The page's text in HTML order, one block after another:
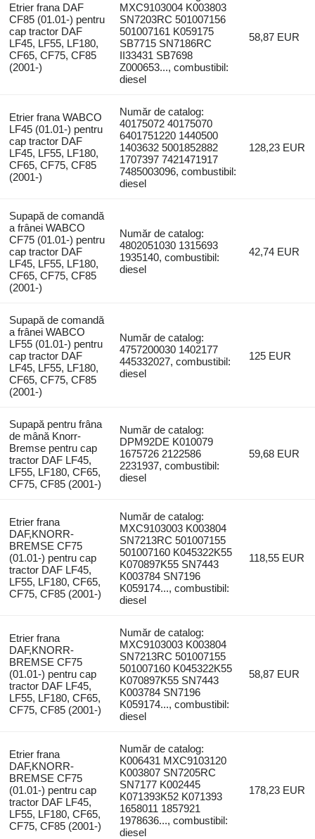
Etrier frana DAF
CF85 (01.01-) pentru
cap tractor DAF
LF45, LF55, LF180,
CF65, CF75, CF85
(2001-)
MXC9103004 K003803
SN7203RC 501007156
501007161 K059175
SB7715 SN7186RC
II33431 SB7698
Z000653..., combustibil:
diesel
58,87 EUR
Etrier frana WABCO
LF45 (01.01-) pentru
cap tractor DAF
LF45, LF55, LF180,
CF65, CF75, CF85
(2001-)
Număr de catalog:
40175072 40175070
6401751220 1440500
1403632 5001852882
1707397 7421471917
7485003096, combustibil:
diesel
128,23 EUR
Supapă de comandă
a frânei WABCO
CF75 (01.01-) pentru
cap tractor DAF
LF45, LF55, LF180,
CF65, CF75, CF85
(2001-)
Număr de catalog:
4802051030 1315693
1935140, combustibil:
diesel
42,74 EUR
Supapă de comandă
a frânei WABCO
LF55 (01.01-) pentru
cap tractor DAF
LF45, LF55, LF180,
CF65, CF75, CF85
(2001-)
Număr de catalog:
4757200030 1402177
445332027, combustibil:
diesel
125 EUR
Supapă pentru frâna
de mână Knorr-
Bremse pentru cap
tractor DAF LF45,
LF55, LF180, CF65,
CF75, CF85 (2001-)
Număr de catalog:
DPM92DE K010079
1675726 2122586
2231937, combustibil:
diesel
59,68 EUR
Etrier frana
DAF,KNORR-
BREMSE CF75
(01.01-) pentru cap
tractor DAF LF45,
LF55, LF180, CF65,
CF75, CF85 (2001-)
Număr de catalog:
MXC9103003 K003804
SN7213RC 501007155
501007160 K045322K55
K070897K55 SN7443
K003784 SN7196
K059174..., combustibil:
diesel
118,55 EUR
Etrier frana
DAF,KNORR-
BREMSE CF75
(01.01-) pentru cap
tractor DAF LF45,
LF55, LF180, CF65,
CF75, CF85 (2001-)
Număr de catalog:
MXC9103003 K003804
SN7213RC 501007155
501007160 K045322K55
K070897K55 SN7443
K003784 SN7196
K059174..., combustibil:
diesel
58,87 EUR
Etrier frana
DAF,KNORR-
BREMSE CF75
(01.01-) pentru cap
tractor DAF LF45,
LF55, LF180, CF65,
CF75, CF85 (2001-)
Număr de catalog:
K006431 MXC9103120
K003807 SN7205RC
SN7177 K002445
K071393K52 K071393
1658011 1857921
1978636..., combustibil:
diesel
178,23 EUR